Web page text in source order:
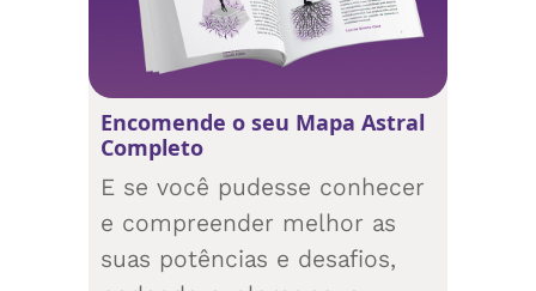
Encomende o seu Mapa Astral
Completo
E se você pudesse conhecer
e compreender melhor as
suas potências e desafios,